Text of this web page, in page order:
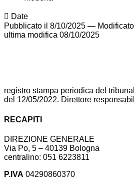
Date
Pubblicato il 8/10/2025 —
ultima modifica 08/10/2025
registro stampa periodica del
del 12/05/2022. Direttore
RECAPITI
DIREZIONE GENERALE
Via Po, 5 – 40139 Bologna
centralino: 051 6223811
P.IVA 04290860370